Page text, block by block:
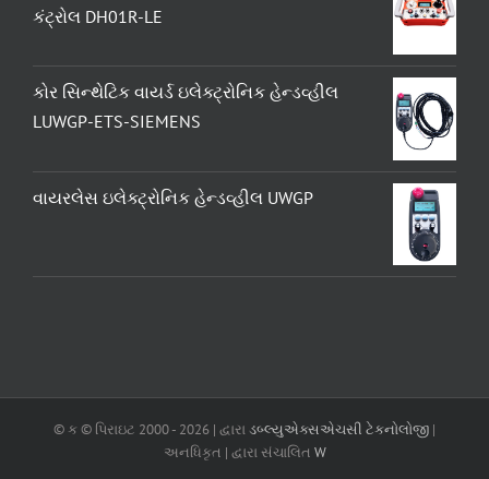
કંટ્રોલ DH01R-LE
કોર સિન્થેટિક વાયર્ડ ઇલેક્ટ્રોનિક હેન્ડવ્હીલ
LUWGP-ETS-SIEMENS
વાયરલેસ ઇલેક્ટ્રોનિક હેન્ડવ્હીલ UWGP
© ક © પિરાઇટ 2000 - 2026 | દ્વારાડબ્લ્યુએક્સએચસી ટેકનોલોજી |
અનધિકૃત | દ્વારા સંચાલિત W